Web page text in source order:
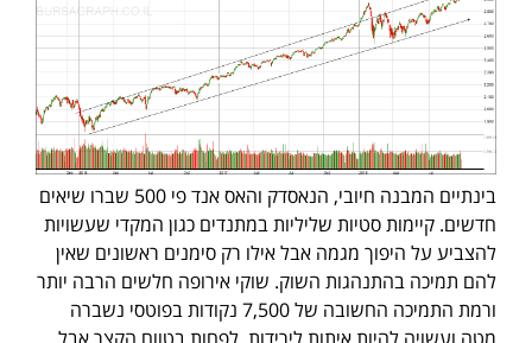
בינתיים המבנה חיובי, הנאסדק והאס אנד פי 500 שברו שיאים
חדשים. קיימות סטיות שליליות במתנדים כגון המקדי שעשויות
להצביע על היפוך מגמה אבל אילו רק סימנים ראשונים שאין
להם תמיכה בהתנהגות השוק. שוקי אירופה חלשים הרבה יותר
ורמת התמיכה החשובה של 7,500 נקודות בפוטסי נשברה